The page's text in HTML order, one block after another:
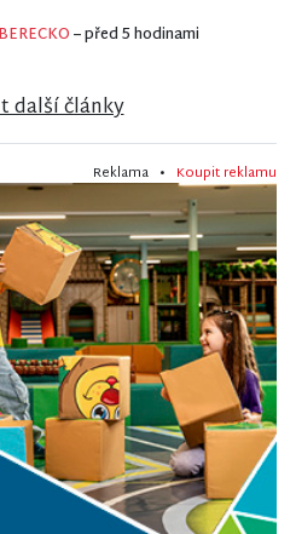
– před 5 hodinami
další články
Reklama • Koupit reklamu